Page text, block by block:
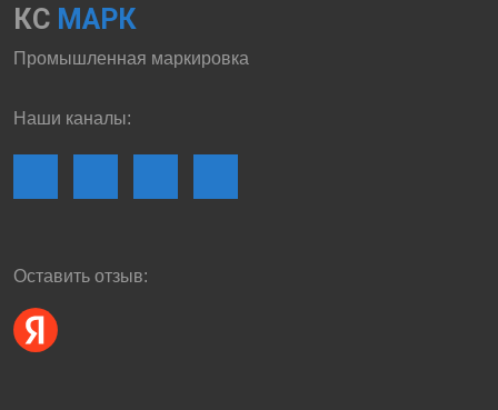
КС МАРК
Промышленная маркировка
Наши каналы:
Оставить отзыв: